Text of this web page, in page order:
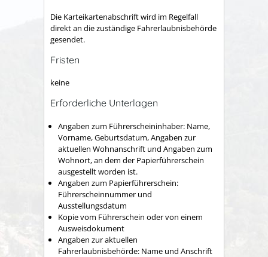
Die Karteikartenabschrift wird im Regelfall
direkt an die zuständige Fahrerlaubnisbehörde
gesendet.
Fristen
keine
Erforderliche Unterlagen
Angaben zum Führerscheininhaber: Name,
Vorname, Geburtsdatum, Angaben zur
aktuellen Wohnanschrift und Angaben zum
Wohnort, an dem der Papierführerschein
ausgestellt worden ist.
Angaben zum Papierführerschein:
Führerscheinnummer und
Ausstellungsdatum
Kopie vom Führerschein oder von einem
Ausweisdokument
Angaben zur aktuellen
Fahrerlaubnisbehörde: Name und Anschrift